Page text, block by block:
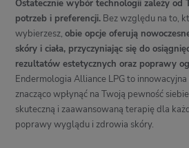
Ostatecznie wybór technologii zależy od
potrzeb i preferencji. Bez względu na to,
wybierzesz,obie opcje oferują
skóry i ciała, przyczyniając się do
rezultatów estetycznych oraz poprawy
Endermologia Alliance LPG to
znacząco wpłynąć na Twoją pewność
skuteczną i zaawansowaną terapię dla
poprawy wyglądu i zdrowia skóry.